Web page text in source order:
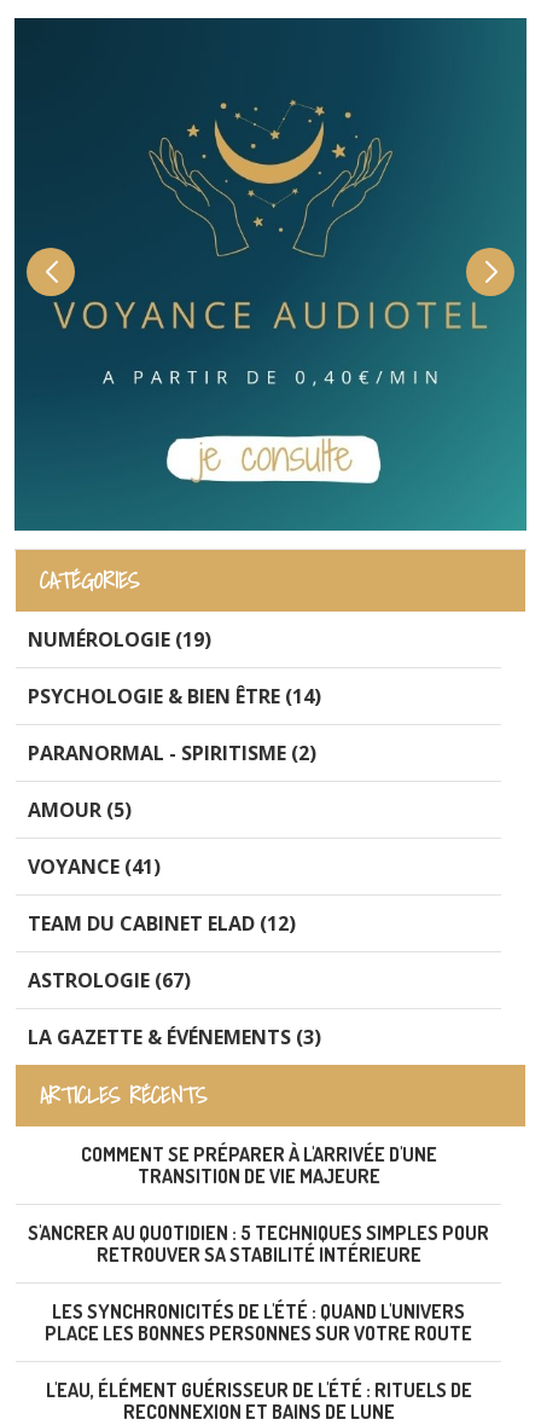
CATÉGORIES
NUMÉROLOGIE (19)
PSYCHOLOGIE & BIEN ÊTRE (14)
PARANORMAL - SPIRITISME (2)
AMOUR (5)
VOYANCE (41)
TEAM DU CABINET ELAD (12)
ASTROLOGIE (67)
LA GAZETTE & ÉVÉNEMENTS (3)
ARTICLES RÉCENTS
COMMENT SE PRÉPARER À L'ARRIVÉE D'UNE
TRANSITION DE VIE MAJEURE
S'ANCRER AU QUOTIDIEN : 5 TECHNIQUES SIMPLES POUR
RETROUVER SA STABILITÉ INTÉRIEURE
LES SYNCHRONICITÉS DE L'ÉTÉ : QUAND L'UNIVERS
PLACE LES BONNES PERSONNES SUR VOTRE ROUTE
L'EAU, ÉLÉMENT GUÉRISSEUR DE L'ÉTÉ : RITUELS DE
RECONNEXION ET BAINS DE LUNE